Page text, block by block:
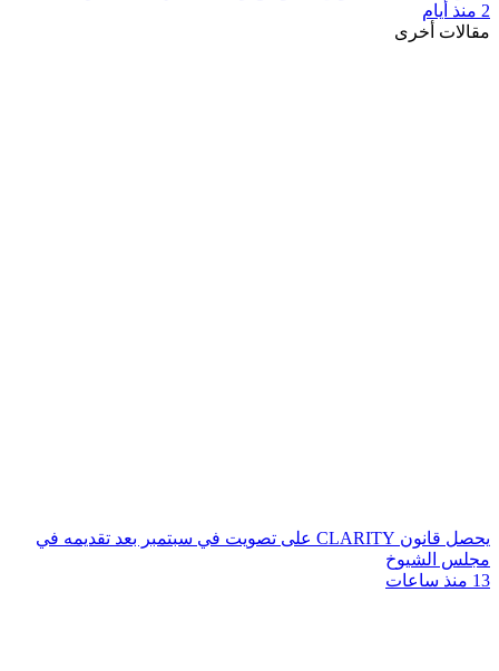
2 منذ أيام
مقالات أخرى
يحصل قانون CLARITY على تصويت في سبتمبر بعد تقديمه في
مجلس الشيوخ
13 منذ ساعات